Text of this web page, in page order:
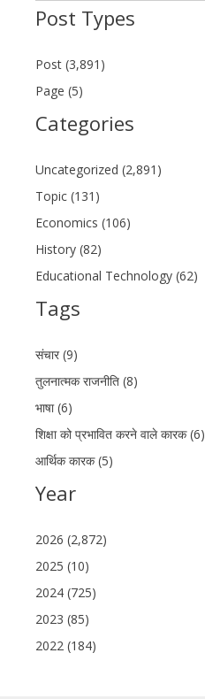
Post Types
Post (3,891)
Page (5)
Categories
Uncategorized (2,891)
Topic (131)
Economics (106)
History (82)
Educational Technology (62)
Tags
संचार (9)
तुलनात्मक राजनीति (8)
भाषा (6)
शिक्षा को प्रभावित करने वाले कारक (6)
आर्थिक कारक (5)
Year
2026 (2,872)
2025 (10)
2024 (725)
2023 (85)
2022 (184)